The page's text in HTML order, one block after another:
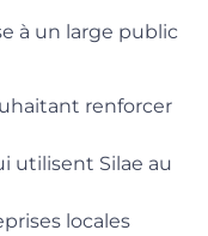
à un large public
renforcer
utilisent Silae au
locales